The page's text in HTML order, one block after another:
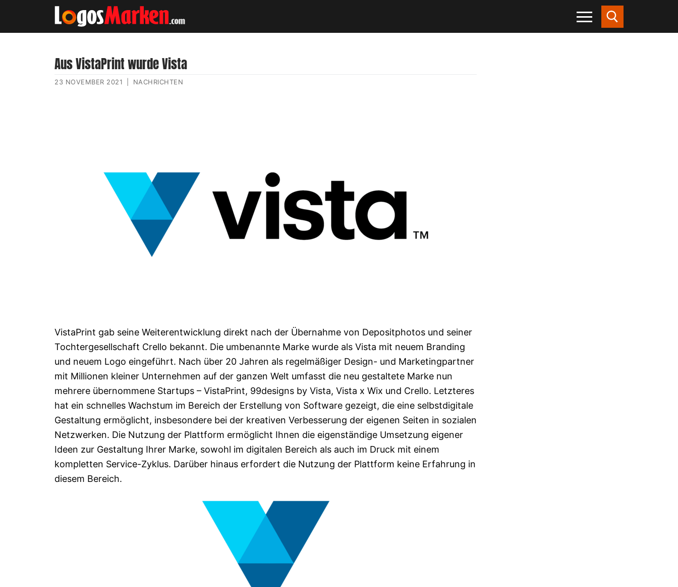
Aus VistaPrint wurde Vista
23 NOVEMBER 2021 NACHRICHTEN
VistaPrint gab seine Weiterentwicklung direkt nach der Übernahme von Depositphotos und seiner
Tochtergesellschaft Crello bekannt. Die umbenannte Marke wurde als Vista mit neuem Branding
und neuem Logo eingeführt. Nach über 20 Jahren als regelmäßiger Design- und Marketingpartner
mit Millionen kleiner Unternehmen auf der ganzen Welt umfasst die neu gestaltete Marke nun
mehrere übernommene Startups – VistaPrint, 99designs by Vista, Vista x Wix und Crello. Letzteres
hat ein schnelles Wachstum im Bereich der Erstellung von Software gezeigt, die eine selbstdigitale
Gestaltung ermöglicht, insbesondere bei der kreativen Verbesserung der eigenen Seiten in sozialen
Netzwerken. Die Nutzung der Plattform ermöglicht Ihnen die eigenständige Umsetzung eigener
Ideen zur Gestaltung Ihrer Marke, sowohl im digitalen Bereich als auch im Druck mit einem
kompletten Service-Zyklus. Darüber hinaus erfordert die Nutzung der Plattform keine Erfahrung in
diesem Bereich.